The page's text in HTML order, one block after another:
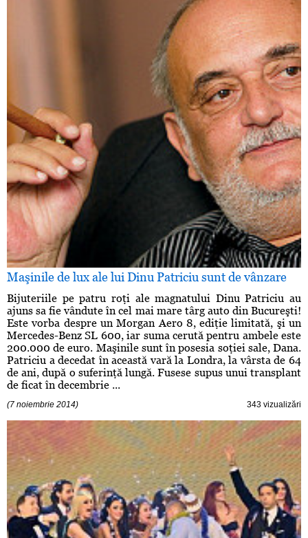
Maşinile de lux ale lui Dinu Patriciu sunt de vânzare
Bijuteriile pe patru roţi ale magnatului Dinu Patriciu au
ajuns sa fie vândute în cel mai mare târg auto din Bucureşti!
Este vorba despre un Morgan Aero 8, ediţie limitată, şi un
Mercedes-Benz SL 600, iar suma cerută pentru ambele este
200.000 de euro. Maşinile sunt în posesia soţiei sale, Dana.
Patriciu a decedat în această vară la Londra, la vârsta de 64
de ani, după o suferinţă lungă. Fusese supus unui transplant
de ficat în decembrie ...
(7 noiembrie 2014) 343 vizualizări